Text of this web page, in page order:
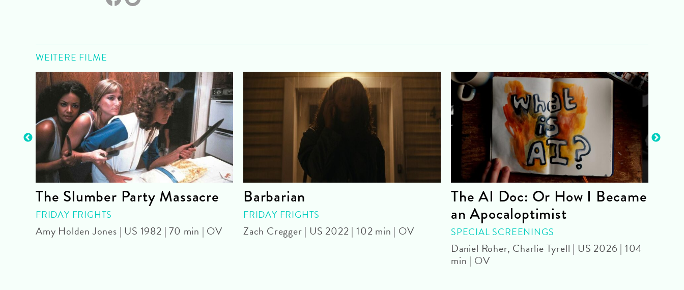
WEITERE FILME
The Slumber Party Massacre
FRIDAY FRIGHTS
Amy Holden Jones | US 1982 | 70 min | OV
Barbarian
FRIDAY FRIGHTS
Zach Cregger | US 2022 | 102 min | OV
The AI Doc: Or How I Became
an Apocaloptimist
SPECIAL SCREENINGS
Daniel Roher, Charlie Tyrell | US 2026 | 104
min | OV